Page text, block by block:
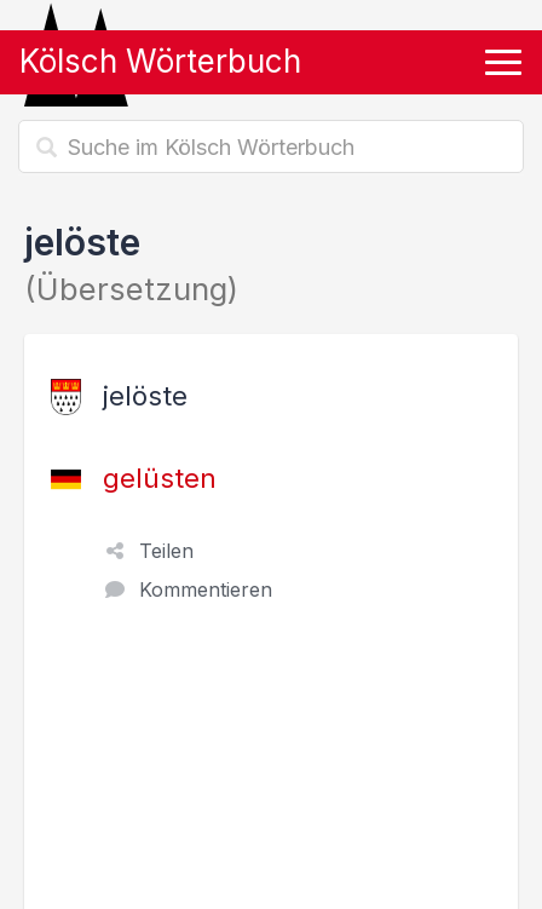
Kölsch Wörterbuch
jelöste
(Übersetzung)
jelöste
gelüsten
Teilen
Kommentieren